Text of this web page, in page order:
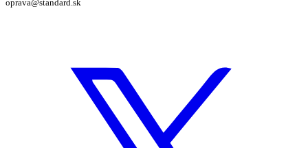
oprava@standard.sk